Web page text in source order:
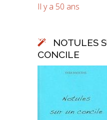
Il y a 50 ans
NOTULES
CONCILE